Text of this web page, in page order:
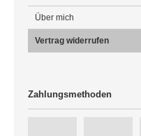
Über mich
Vertrag widerrufen
Zahlungsmethoden